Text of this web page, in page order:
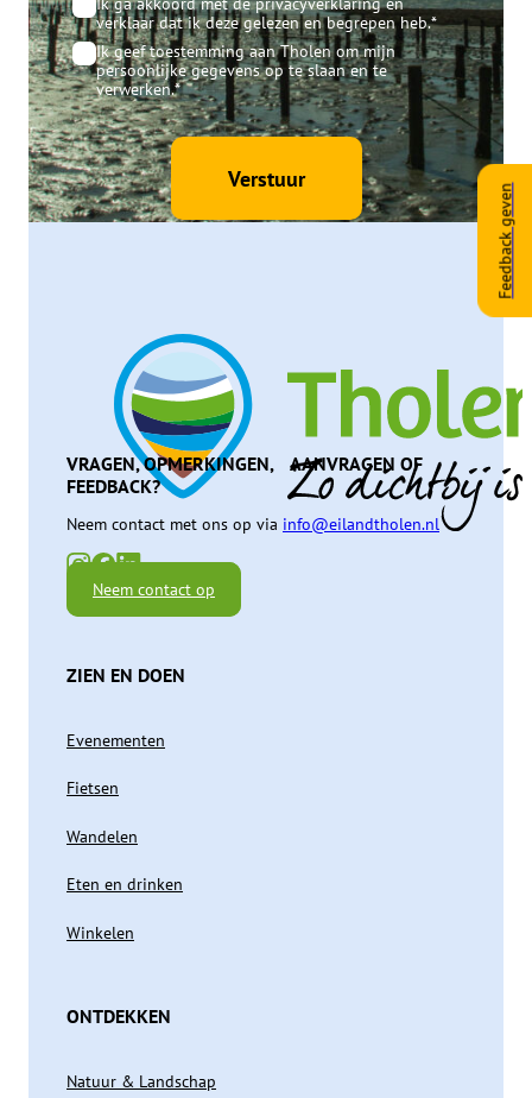
verklaar dat ik deze gelezen en begrepen heb.*
Consent*
Ik geef toestemming aan Tholen om mijn
persoonlijke gegevens op te slaan en te
verwerken.*
VRAGEN, OPMERKINGEN, AANVRAGEN OF
FEEDBACK?
Neem contact met ons op via info@eilandtholen.nl
Neem contact op
ZIEN EN DOEN
Evenementen
Fietsen
Wandelen
Eten en drinken
Winkelen
ONTDEKKEN
Natuur & Landschap
Feedback geven